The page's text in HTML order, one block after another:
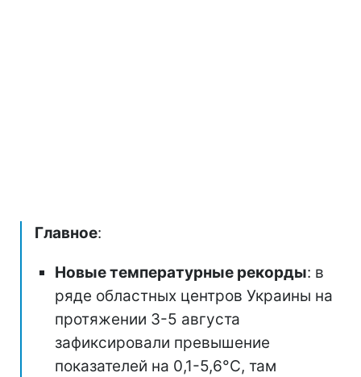
Главное:
Новые температурные рекорды: в
ряде областных центров Украины на
протяжении 3-5 августа
зафиксировали превышение
показателей на 0,1-5,6°C, там